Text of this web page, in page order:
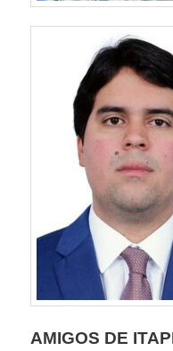
AMIGOS DE